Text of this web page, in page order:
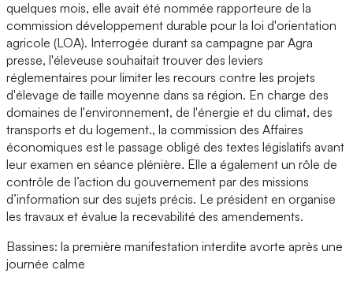
quelques mois, elle avait été nommée rapporteure de la
commission développement durable pour la loi d'orientation
agricole (LOA). Interrogée durant sa campagne par Agra
presse, l'éleveuse souhaitait trouver des leviers
réglementaires pour limiter les recours contre les projets
d'élevage de taille moyenne dans sa région. En charge des
domaines de l'environnement, de l'énergie et du climat, des
transports et du logement., la commission des Affaires
économiques est le passage obligé des textes législatifs avant
leur examen en séance plénière. Elle a également un rôle de
contrôle de l’action du gouvernement par des missions
d’information sur des sujets précis. Le président en organise
les travaux et évalue la recevabilité des amendements.
Bassines: la première manifestation interdite avorte après une
journée calme